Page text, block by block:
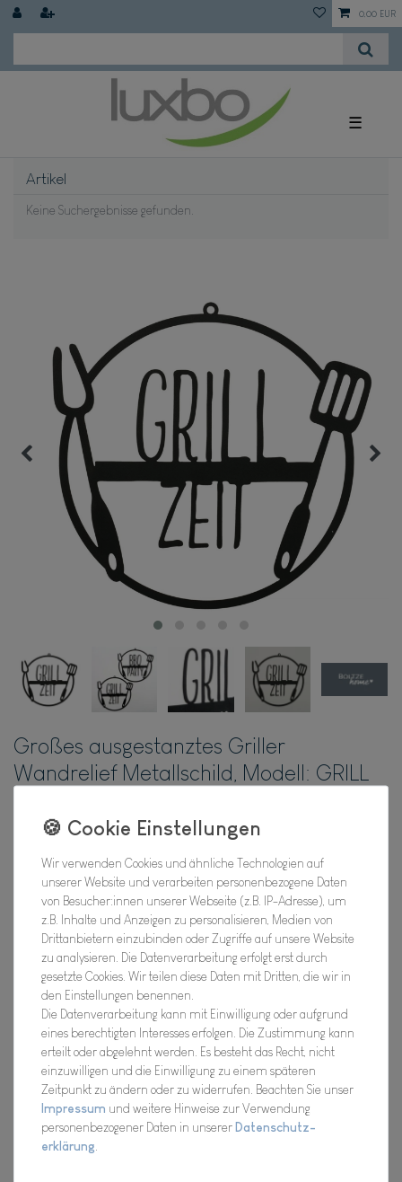
0,00 EUR
☰
Artikel
Keine Suchergebnisse gefunden.
Großes ausgestanztes Griller
Wandrelief Metallschild, Modell: GRILL
Schrift und Werkzeug im Look Cut Out,
perfekte Geschenkidee
Hersteller
Artikel Nr.:
L23332
Neuheit
17,84 EUR*
Inhalt1Stück
Verfügbarkeit: Bald wieder für Dich da !
Wir verwenden Cookies und ähnliche Technologien auf
unserer Website und verarbeiten personenbezogene Daten
von Besucher:innen unserer Webseite (z.B. IP-Adresse), um
z.B. Inhalte und Anzeigen zu personalisieren, Medien von
Drittanbietern einzubinden oder Zugriffe auf unsere Website
zu analysieren. Die Datenverarbeitung erfolgt erst durch
gesetzte Cookies. Wir teilen diese Daten mit Dritten, die wir in
den Einstellungen benennen.
Die Datenverarbeitung kann mit Einwilligung oder aufgrund
eines berechtigten Interesses erfolgen. Die Zustimmung kann
erteilt oder abgelehnt werden. Es besteht das Recht, nicht
einzuwilligen und die Einwilligung zu einem späteren
Zeitpunkt zu ändern oder zu widerrufen. Beachten Sie unser
Impressum und weitere Hinweise zur Verwendung
personenbezogener Daten in unsererDaten­schutz­
erklärung